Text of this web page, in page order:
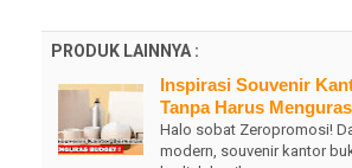
PRODUK LAINNYA :
Inspirasi Souvenir
Tanpa Harus
Halo sobat Zeropromosi!
modern, souvenir kantor